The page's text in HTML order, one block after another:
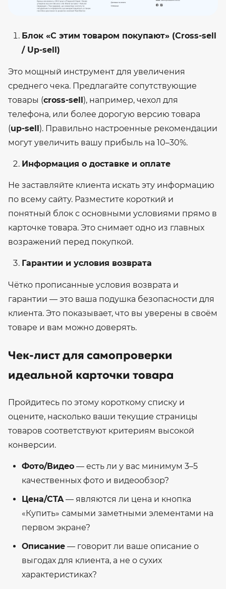
Блок «С этим товаром покупают» (Cross-sell
/ Up-sell)
Это мощный инструмент для увеличения
среднего чека. Предлагайте сопутствующие
товары (cross-sell), например, чехол для
телефона, или более дорогую версию товара
(up-sell). Правильно настроенные рекомендации
могут увеличить вашу прибыль на 10–30%.
Информация о доставке и оплате
Не заставляйте клиента искать эту информацию
по всему сайту. Разместите короткий и
понятный блок с основными условиями прямо в
карточке товара. Это снимает одно из главных
возражений перед покупкой.
Гарантии и условия возврата
Чётко прописанные условия возврата и
гарантии — это ваша подушка безопасности для
клиента. Это показывает, что вы уверены в своём
товаре и вам можно доверять.
Чек-лист для самопроверки
идеальной карточки товара
Пройдитесь по этому короткому списку и
оцените, насколько ваши текущие страницы
товаров соответствуют критериям высокой
конверсии.
Фото/Видео— есть ли у вас минимум 3–5
качественных фото и видеообзор?
Цена/CTA— являются ли цена и кнопка
«Купить» самыми заметными элементами на
первом экране?
Описание— говорит ли ваше описание о
выгодах для клиента, а не о сухих
характеристиках?